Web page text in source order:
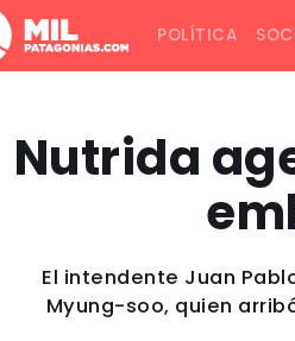
POLÍTICA
Nutrida
El intendente Juan
Myung-soo, quien